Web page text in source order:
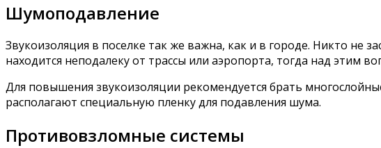
Шумоподавление
Звукоизоляция в поселке так же важна, как и в городе. Никто не
находится неподалеку от трассы или аэропорта, тогда над этим
Для повышения звукоизоляции рекомендуется брать
располагают специальную пленку для подавления шума.
Противовзломные системы